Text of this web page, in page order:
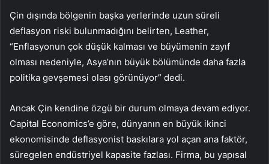
Çin dışında bölgenin başka yerlerinde uzun süreli
deflasyon riski bulunmadığını belirten, Leather,
“Enflasyonun çok düşük kalması ve büyümenin zayıf
olması nedeniyle, Asya’nın büyük bölümünde daha fazla
politika gevşemesi olası görünüyor” dedi.
Ancak Çin kendine özgü bir durum olmaya devam ediyor.
Capital Economics’e göre, dünyanın en büyük ikinci
ekonomisinde deflasyonist baskılara yol açan ana faktör,
süregelen endüstriyel kapasite fazlası. Firma, bu yapısal